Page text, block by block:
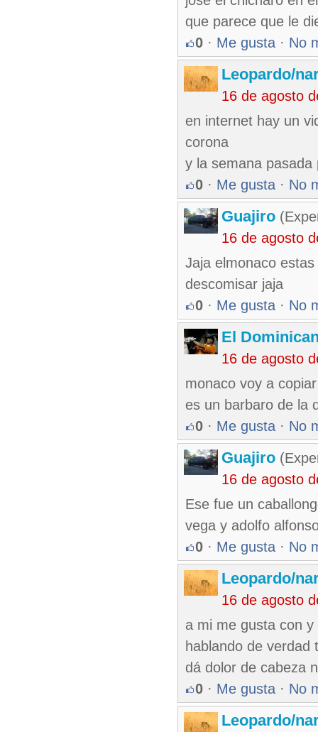
que parece que le
0 · Me gusta · No
Leopardo/
16 de agosto
en internet hay un
corona
y la semana pasada
0 · Me gusta · No
Guajiro
16 de agosto
Jaja elmonaco
descomisar jaja
0 · Me gusta · No
El
16 de agosto
monaco voy a
es un barbaro de la
0 · Me gusta · No
Guajiro
16 de agosto
Ese fue un
vega y adolfo
0 · Me gusta · No
Leopardo/
16 de agosto
a mi me gusta con
hablando de
dá dolor de cabeza
0 · Me gusta · No
Leopardo/